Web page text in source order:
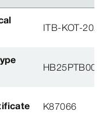
ITB-KOT-
K87066